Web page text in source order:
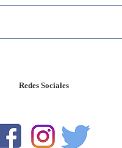
Redes Sociales